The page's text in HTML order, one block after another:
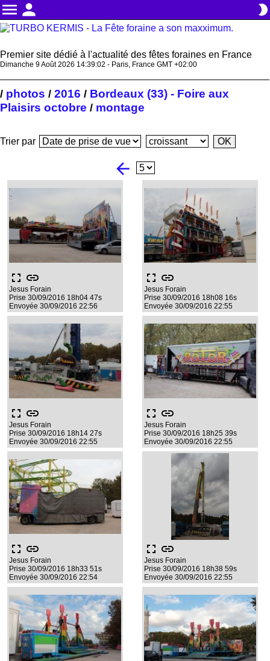
menu person brightness_2
Premier site dédié à l'actualité des fêtes foraines en France
Dimanche 9 Août 2026 14:39:03 - Paris, France GMT +02:00
/ photos / 2016 / Bordeaux (33) - Foire aux
Plaisirs octobre / montage
Trier par
arrow_back
fullscreen link
Jesus Forain
Prise 30/09/2016 18h04 47s
Envoyée 30/09/2016 22:56
fullscreen link
Jesus Forain
Prise 30/09/2016 18h08 16s
Envoyée 30/09/2016 22:55
fullscreen link
Jesus Forain
Prise 30/09/2016 18h14 27s
Envoyée 30/09/2016 22:55
fullscreen link
Jesus Forain
Prise 30/09/2016 18h25 39s
Envoyée 30/09/2016 22:55
fullscreen link
Jesus Forain
Prise 30/09/2016 18h33 51s
Envoyée 30/09/2016 22:54
fullscreen link
Jesus Forain
Prise 30/09/2016 18h38 59s
Envoyée 30/09/2016 22:55